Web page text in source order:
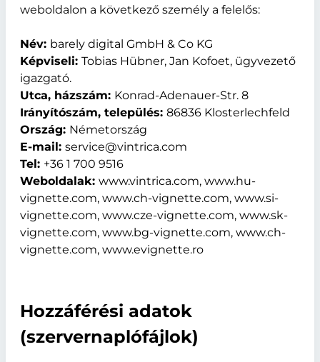
weboldalon a következő személy a felelős:
Név: barely digital GmbH & Co KG
Képviseli: Tobias Hübner, Jan Kofoet, ügyvezető
igazgató.
Utca, házszám: Konrad-Adenauer-Str. 8
Irányítószám, település: 86836 Klosterlechfeld
Ország: Németország
E-mail: service@vintrica.com
Tel: +36 1 700 9516
Weboldalak: www.vintrica.com, www.hu-
vignette.com, www.ch-vignette.com, www.si-
vignette.com, www.cze-vignette.com, www.sk-
vignette.com, www.bg-vignette.com, www.ch-
vignette.com, www.evignette.ro
Hozzáférési adatok
(szervernaplófájlok)